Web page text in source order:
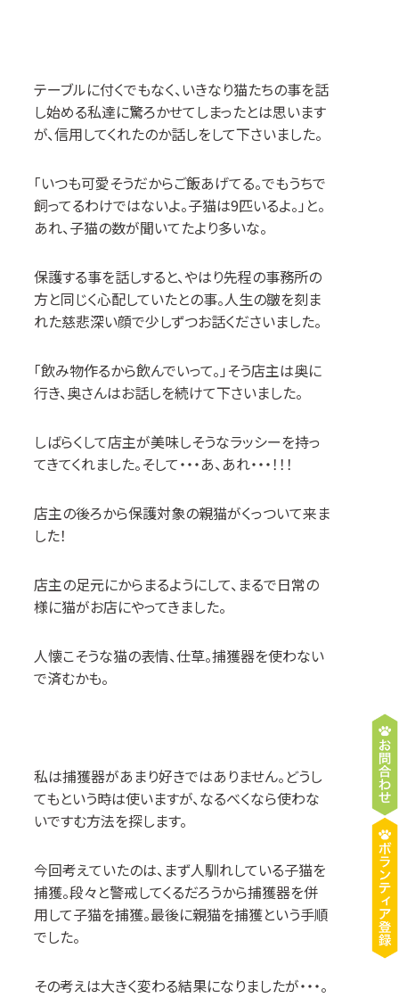
テーブルに付くでもなく、いきなり猫たちの事を話
し始める私達に驚ろかせてしまったとは思います
が、信用してくれたのか話しをして下さいました。
「いつも可愛そうだからご飯あげてる。でもうちで
飼ってるわけではないよ。子猫は9匹いるよ。」と。
あれ、子猫の数が聞いてたより多いな。
保護する事を話しすると、やはり先程の事務所の
方と同じく心配していたとの事。人生の皺を刻ま
れた慈悲深い顔で少しずつお話くださいました。
「飲み物作るから飲んでいって。」そう店主は奥に
行き、奥さんはお話しを続けて下さいました。
しばらくして店主が美味しそうなラッシーを持っ
てきてくれました。そして・・・あ、あれ・・・！！！
店主の後ろから保護対象の親猫がくっついて来ま
した！
店主の足元にからまるようにして、まるで日常の
様に猫がお店にやってきました。
人懐こそうな猫の表情、仕草。捕獲器を使わない
で済むかも。
私は捕獲器があまり好きではありません。どうし
てもという時は使いますが、なるべくなら使わな
いですむ方法を探します。
今回考えていたのは、まず人馴れしている子猫を
捕獲。段々と警戒してくるだろうから捕獲器を併
用して子猫を捕獲。最後に親猫を捕獲という手順
でした。
その考えは大きく変わる結果になりましたが・・・。